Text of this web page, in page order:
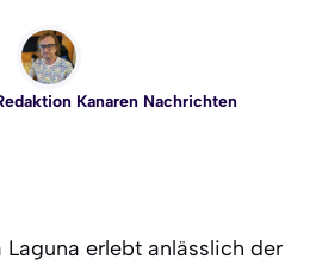
Kanaren Nachrichten
Laguna erlebt anlässlich der